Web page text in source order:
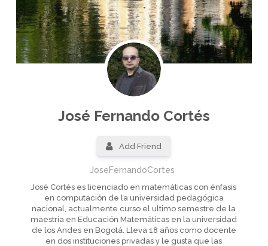
José Fernando Cortés
Add Friend
JoseFernandoCortes
José Cortés es licenciado en matemáticas con énfasis
en computación de la universidad pedagógica
nacional, actualmente curso el ultimo semestre de la
maestría en Educación Matemáticas en la universidad
de los Andes en Bogotá. Lleva 18 años como docente
en dos instituciones privadas y le gusta que las